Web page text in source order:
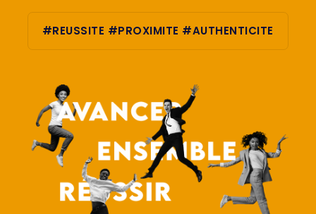
#REUSSITE #PROXIMITE #AUTHENTICITE